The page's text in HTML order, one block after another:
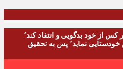
امام علی (ع) می فرماید : هر کس از خود بدگویی و انتقاد کند٬
خود را اصلاح کرده و هر کس خودستایی نماید٬ پس به تحقیق